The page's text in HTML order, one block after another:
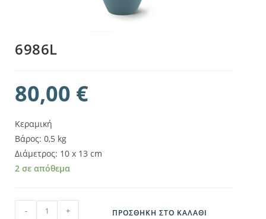
6986L
80,00 €
Κεραμική
Βάρος: 0,5 kg
Διάμετρος: 10 x 13 cm
2 σε απόθεμα
6986L ποσότητα
- + ΠΡΟΣΘΉΚΗ ΣΤΟ ΚΑΛΆΘΙ